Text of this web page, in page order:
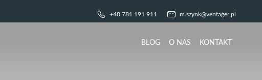
+48 781 191 911 m.szynk@ventager.pl
BLOG O NAS KONTAKT